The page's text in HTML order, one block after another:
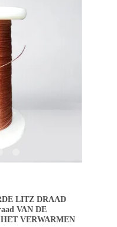
LITZ DRAAD
VAN DE
VERWARMEN